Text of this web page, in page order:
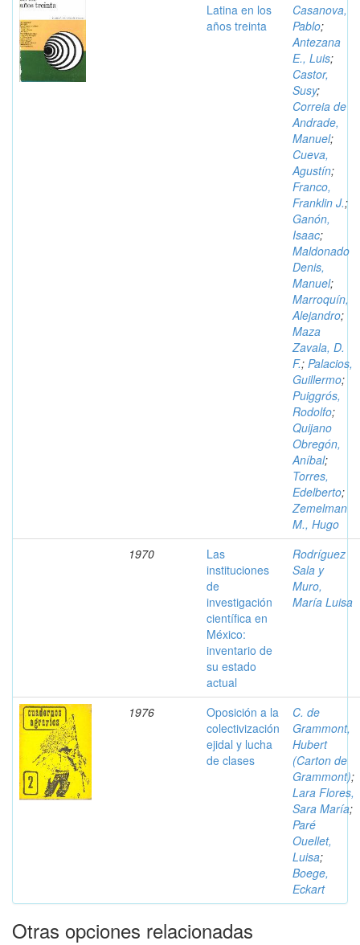
Latina en los
años treinta
Casanova,
Pablo;
Antezana
E., Luis;
Castor,
Susy;
Correia de
Andrade,
Manuel;
Cueva,
Agustín;
Franco,
Franklin J.;
Ganón,
Isaac;
Maldonado
Denis,
Manuel;
Marroquín,
Alejandro;
Maza
Zavala, D.
F.; Palacios,
Guillermo;
Puiggrós,
Rodolfo;
Quijano
Obregón,
Aníbal;
Torres,
Edelberto;
Zemelman
M., Hugo
1970
Las
instituciones
de
investigación
científica en
México:
inventario de
su estado
actual
Rodríguez
Sala y
Muro,
María Luisa
1976
Oposición a la
colectivización
ejidal y lucha
de clases
C. de
Grammont,
Hubert
(Carton de
Grammont);
Lara Flores,
Sara María;
Paré
Ouellet,
Luisa;
Boege,
Eckart
Otras opciones relacionadas